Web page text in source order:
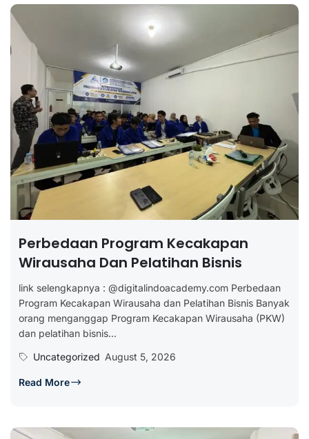
Perbedaan Program Kecakapan
Wirausaha Dan Pelatihan Bisnis
link selengkapnya : @digitalindoacademy.com Perbedaan
Program Kecakapan Wirausaha dan Pelatihan Bisnis Banyak
orang menganggap Program Kecakapan Wirausaha (PKW)
dan pelatihan bisnis...
Uncategorized August 5, 2026
Read More